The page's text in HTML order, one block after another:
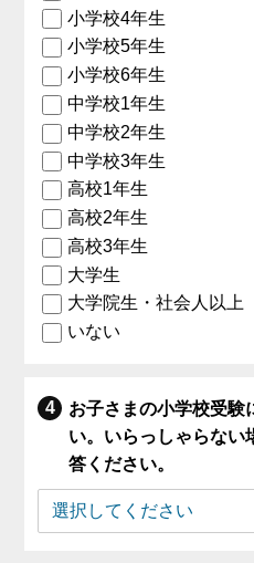
小学校4年生
小学校5年生
小学校6年生
中学校1年生
中学校2年生
中学校3年生
高校1年生
高校2年生
高校3年生
大学生
大学院生・社会人以上
いない
お子さまの小学校受験
い。いらっしゃらない
答ください。